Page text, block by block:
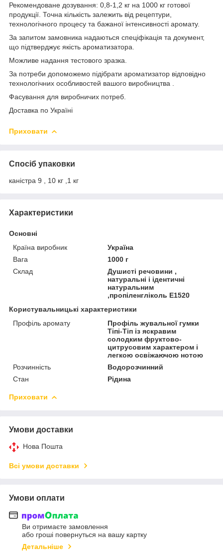
Рекомендоване дозування: 0,8-1,2 кг на 1000 кг готової
продукції. Точна кількість залежить від рецептури,
технологічного процесу та бажаної інтенсивності аромату.
За запитом замовника надаються спеціфікація та документ,
що підтверджує якість ароматизатора.
Можливе надання тестового зразка.
За потреби допоможемо підібрати ароматизатор відповідно
технологічних особливостей вашого виробництва .
Фасування для виробничих потреб.
Доставка по Україні
Приховати
Спосіб упаковки
каністра 9 , 10 кг ,1 кг
Характеристики
Основні
Країна виробник
Україна
Вага
1000 г
Склад
Душисті речовини ,
натуральні і ідентичні
натуральним
,пропіленгліколь Е1520
Користувальницькі характеристики
Профіль аромату
Профіль жувальної гумки
Тіпі-Тіп із яскравим
солодким фруктово-
цитрусовим характером і
легкою освіжаючою нотою
Розчинність
Водорозчинний
Стан
Рідина
Приховати
Умови доставки
Нова Пошта
Всі умови доставки
Умови оплати
Ви отримаєте замовлення
або гроші повернуться на вашу картку
Детальніше